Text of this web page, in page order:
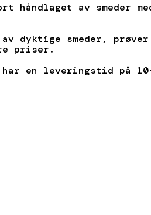
håndlaget av smeder
av dyktige smeder,
priser.
har en leveringstid på